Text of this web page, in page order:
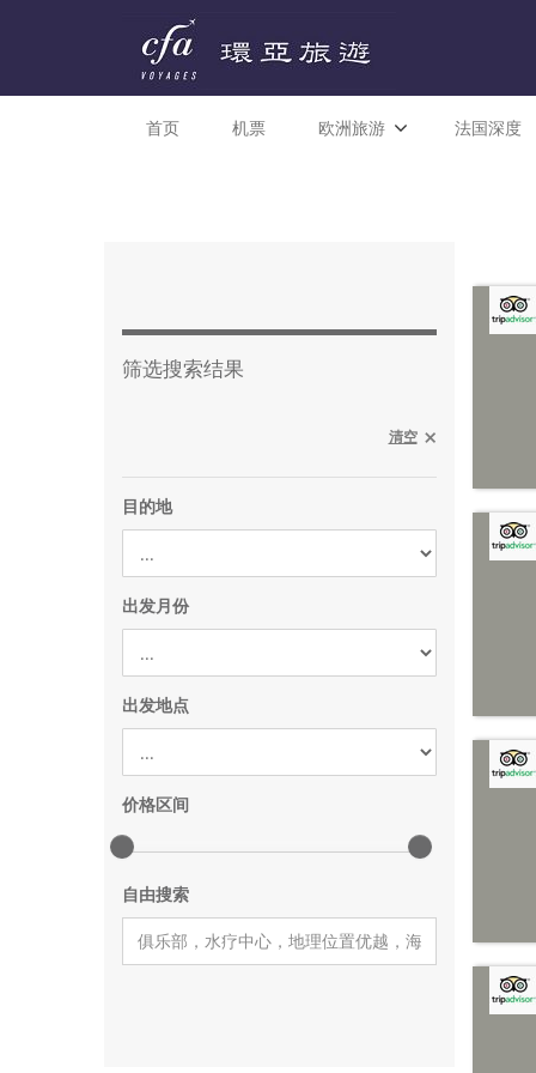
首页 机票 欧洲旅游 法国深度
筛选搜索结果
清空
目的地
出发月份
出发地点
价格区间
自由搜索